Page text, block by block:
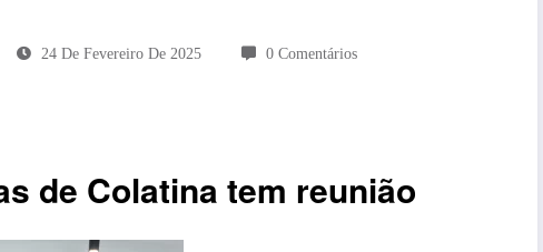
24 De Fevereiro De 2025 0 Comentários
de Colatina tem reunião